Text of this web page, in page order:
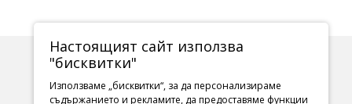
ПАРТНЬОРИ
Настоящият сайт използва
"бисквитки"
Използваме „бисквитки“, за да персонализираме
съдържанието и рекламите, да предоставяме функции